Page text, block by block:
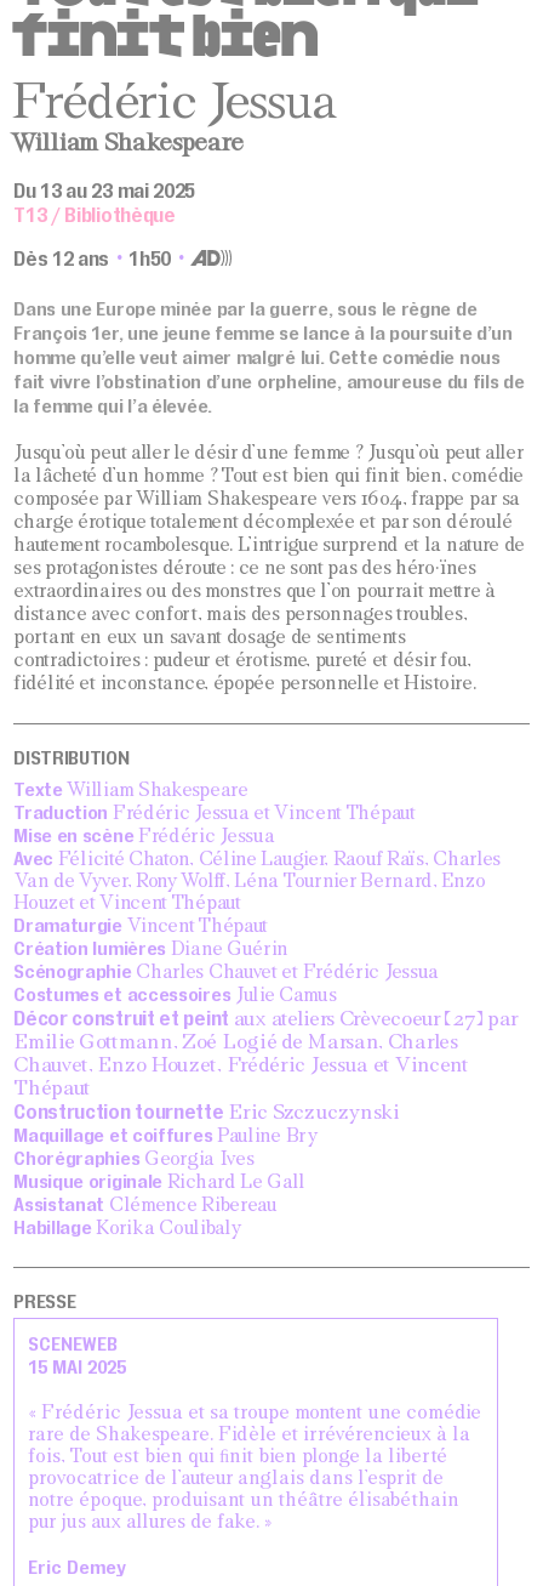
finit bien
Frédéric Jessua
William Shakespeare
Du 13 au 23 mai 2025
T13 / Bibliothèque
Dès 12 ans
1h50
Dans une Europe minée par la guerre, sous le règne de
François 1er, une jeune femme se lance à la poursuite d’un
homme qu’elle veut aimer malgré lui. Cette comédie nous
fait vivre l’obstination d’une orpheline, amoureuse du fils de
la femme qui l’a élevée.
Jusqu’où peut aller le désir d’une femme ? Jusqu’où peut aller
la lâcheté d’un homme ? Tout est bien qui finit bien, comédie
composée par William Shakespeare vers 1604, frappe par sa
charge érotique totalement décomplexée et par son déroulé
hautement rocambolesque. L’intrigue surprend et la nature de
ses protagonistes déroute : ce ne sont pas des héro·ïnes
extraordinaires ou des monstres que l’on pourrait mettre à
distance avec confort, mais des personnages troubles,
portant en eux un savant dosage de sentiments
contradictoires : pudeur et érotisme, pureté et désir fou,
fidélité et inconstance, épopée personnelle et Histoire.
DISTRIBUTION
Texte William Shakespeare
Traduction Frédéric Jessua et Vincent Thépaut
Mise en scène Frédéric Jessua
Avec Félicité Chaton, Céline Laugier, Raouf Raïs, Charles
Van de Vyver, Rony Wolff, Léna Tournier Bernard, Enzo
Houzet et Vincent Thépaut
Dramaturgie Vincent Thépaut
Création lumières Diane Guérin
Scénographie Charles Chauvet et Frédéric Jessua
Costumes et accessoires Julie Camus
Décor construit et peint aux ateliers Crèvecoeur (27) par
Emilie Gottmann, Zoé Logié de Marsan, Charles
Chauvet, Enzo Houzet, Frédéric Jessua et Vincent
Thépaut
Construction tournette Eric Szczuczynski
Maquillage et coiffures Pauline Bry
Chorégraphies Georgia Ives
Musique originale Richard Le Gall
Assistanat Clémence Ribereau
Habillage Korika Coulibaly
PRESSE
SCENEWEB
15 MAI 2025
« Frédéric Jessua et sa troupe montent une comédie
rare de Shakespeare. Fidèle et irrévérencieux à la
fois, Tout est bien qui ﬁnit bien plonge la liberté
provocatrice de l’auteur anglais dans l’esprit de
notre époque, produisant un théâtre élisabéthain
pur jus aux allures de fake. »
Eric Demey